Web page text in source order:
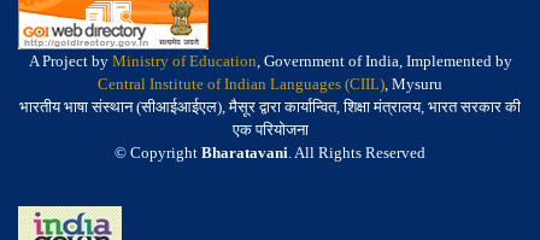
A Project by Ministry of Education, Government of India, Implemented by
Central Institute of Indian Languages (CIIL), Mysuru
भारतीय भाषा संस्थान (सीआईआईएल), मैसूर द्वारा कार्यान्वित, शिक्षा मंत्रालय, भारत सरकार की
एक परियोजना
© Copyright Bharatavani. All Rights Reserved